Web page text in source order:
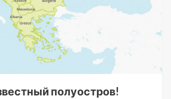
полуостров!